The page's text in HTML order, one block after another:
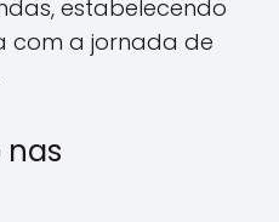
estabelecendo
com a jornada de